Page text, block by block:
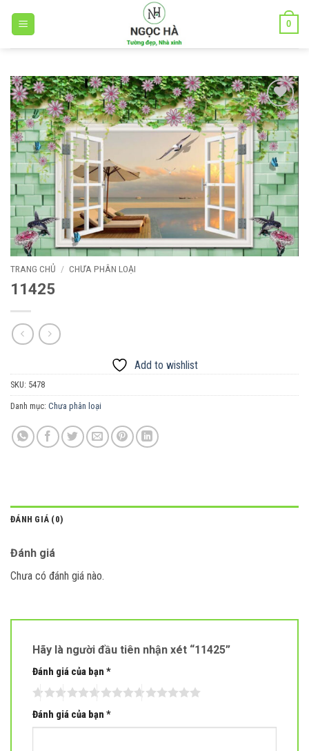
0
Add to
wishlist
TRANG CHỦ / CHƯA PHÂN LOẠI
11425
Add to wishlist
SKU: 5478
Danh mục: Chưa phân loại
ĐÁNH GIÁ (0)
Đánh giá
Chưa có đánh giá nào.
Hãy là người đầu tiên nhận xét “11425”
Đánh giá của bạn *
Đánh giá của bạn *